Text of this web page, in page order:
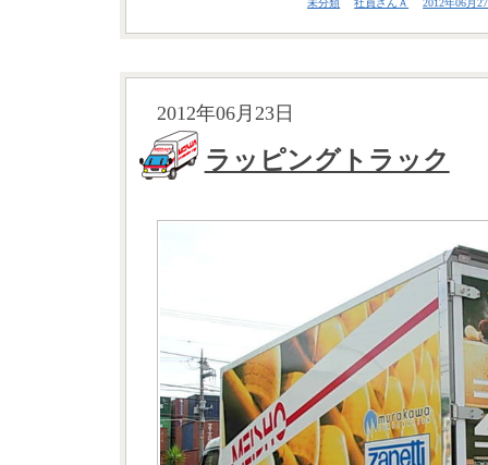
未分類 社員さんＡ 2012年06月
2012年06月23日
ラッピングトラック